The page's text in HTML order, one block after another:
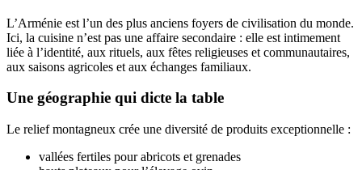
L’Arménie est l’un des plus anciens foyers de civilisation du monde.
Ici, la cuisine n’est pas une affaire secondaire : elle est intimement
liée à l’identité, aux rituels, aux fêtes religieuses et communautaires,
aux saisons agricoles et aux échanges familiaux.
Une géographie qui dicte la table
Le relief montagneux crée une diversité de produits exceptionnelle :
vallées fertiles pour abricots et grenades